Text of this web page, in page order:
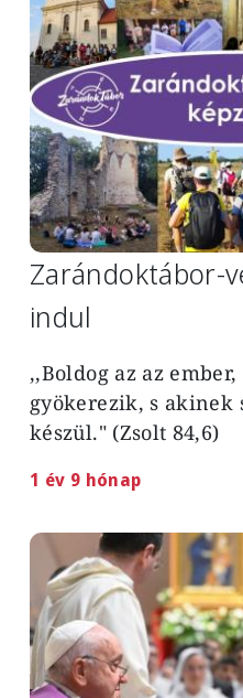
Zarándoktábor-
indul
,,Boldog az az
gyökerezik, s akinek
készül." (Zsolt 84,6)
1 év 9 hónap
Image